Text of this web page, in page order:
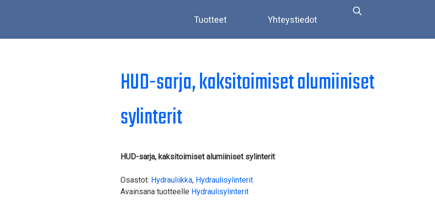
Tuotteet Yhteystiedot
HUD-sarja, kaksitoimiset alumiiniset
sylinterit
HUD-sarja, kaksitoimiset alumiiniset sylinterit
Osastot: Hydrauliikka, Hydraulisylinterit
Avainsana tuotteelle Hydraulisylinterit